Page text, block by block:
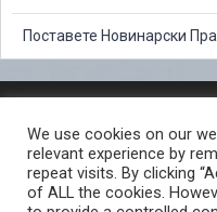
Поставете Новинарски
СЛОБОДЕН ПРИСТАП ДО
ПОСТАПКА ЗА ПРИЈАВА НА
ПОЛИТИКА ЗА
We use cookies on our
relevant experience by
repeat visits. By clicking
of ALL the cookies.